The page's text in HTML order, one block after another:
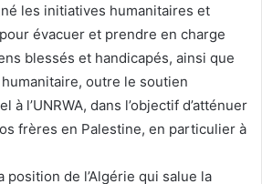
les initiatives humanitaires et
évacuer et prendre en charge
blessés et handicapés, ainsi que
humanitaire, outre le soutien
l’UNRWA, dans l’objectif d’atténuer
frères en Palestine, en particulier à
position de l’Algérie qui salue la